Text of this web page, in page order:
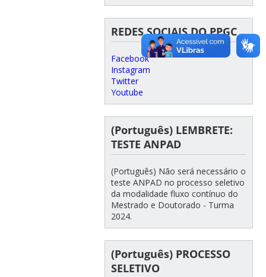
REDES SOCIAIS DO PPGC
Facebook
Instagram
Twitter
Youtube
(Português) LEMBRETE:
TESTE ANPAD
(Português) Não será necessário o
teste ANPAD no processo seletivo
da modalidade fluxo contínuo do
Mestrado e Doutorado - Turma
2024.
(Português) PROCESSO
SELETIVO